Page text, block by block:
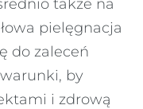
także na
pielęgnacja
do zaleceń
by
i zdrową